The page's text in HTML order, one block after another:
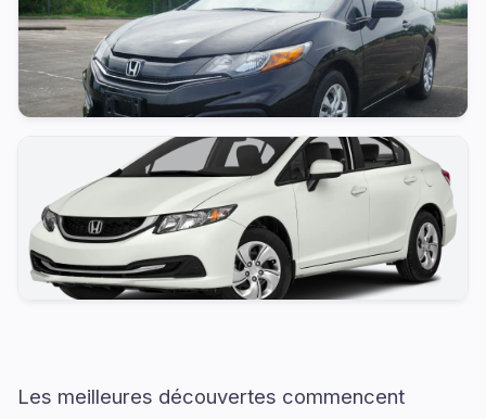
Les meilleures découvertes commencent